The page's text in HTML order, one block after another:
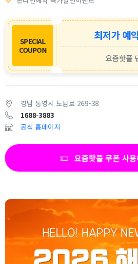
SPECIAL
COUPON
최저가 예
요즘핫플
경남 통영시 도남로 269-38
1688-3883
공식 홈페이지
요즘핫플 쿠폰 사